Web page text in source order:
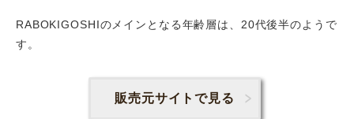
RABOKIGOSHIのメインとなる年齢層は、20代後半のようで
す。
販売元サイトで見る